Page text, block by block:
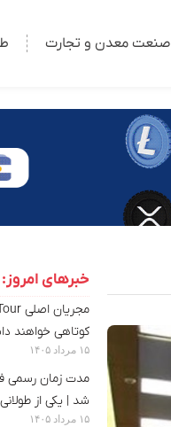
صنعت معدن و تجارت
خبرهای امروز:
کوتاهی خواهند
۱۵ مرداد ۱۴۰۵
شد |‌ یکی از
۱۵ مرداد ۱۴۰۵